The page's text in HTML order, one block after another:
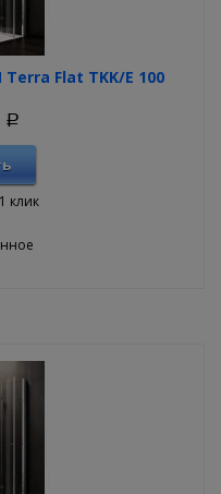
Flat TKK/E 100
Р
клик